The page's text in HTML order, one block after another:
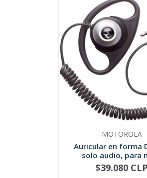
MOTOROLA
Auricular en forma
solo audio, para
+
$39.080 CLP